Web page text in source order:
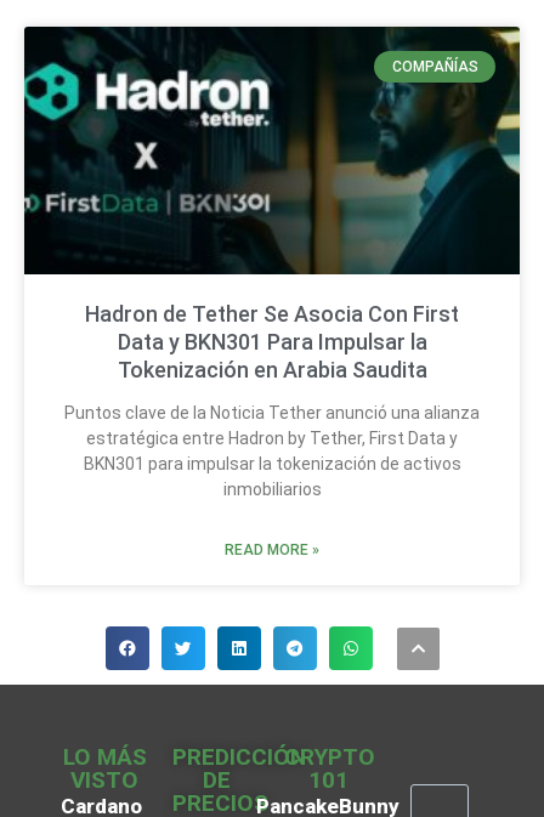
COMPAÑÍAS
Hadron de Tether Se Asocia Con First
Data y BKN301 Para Impulsar la
Tokenización en Arabia Saudita
Puntos clave de la Noticia Tether anunció una alianza
estratégica entre Hadron by Tether, First Data y
BKN301 para impulsar la tokenización de activos
inmobiliarios
READ MORE »
LO MÁS
VISTO
Cardano
PREDICCIÓN
DE
PRECIOS
CRYPTO
101
PancakeBunny